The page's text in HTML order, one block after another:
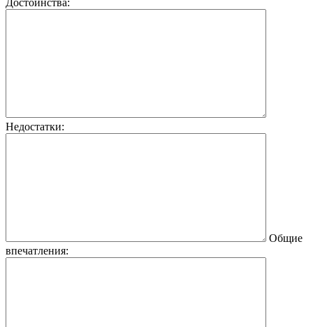
Недостатки:
Общие
впечатления: